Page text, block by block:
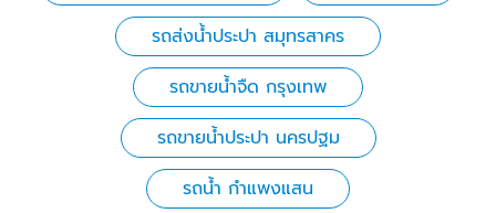
รถส่งน้ําประปา สมุทรสาคร
รถขายน้ำจืด กรุงเทพ
รถขายน้ำประปา นครปฐม
รถน้ำ กำแพงแสน